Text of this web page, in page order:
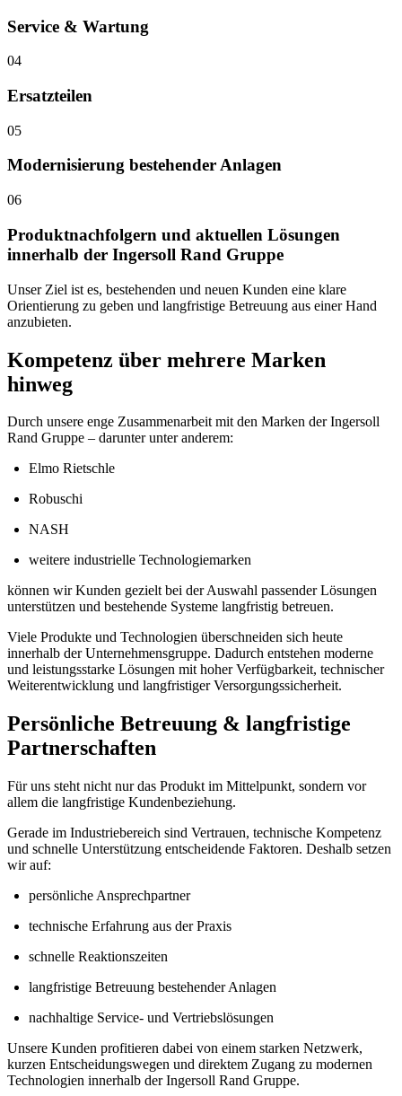
Service & Wartung
04
Ersatzteilen
05
Modernisierung bestehender Anlagen
06
Produktnachfolgern und aktuellen Lösungen
innerhalb der Ingersoll Rand Gruppe
Unser Ziel ist es, bestehenden und neuen Kunden eine klare
Orientierung zu geben und langfristige Betreuung aus einer Hand
anzubieten.
Kompetenz über mehrere Marken
hinweg
Durch unsere enge Zusammenarbeit mit den Marken der Ingersoll
Rand Gruppe – darunter unter anderem:
Elmo Rietschle
Robuschi
NASH
weitere industrielle Technologiemarken
können wir Kunden gezielt bei der Auswahl passender Lösungen
unterstützen und bestehende Systeme langfristig betreuen.
Viele Produkte und Technologien überschneiden sich heute
innerhalb der Unternehmensgruppe. Dadurch entstehen moderne
und leistungsstarke Lösungen mit hoher Verfügbarkeit, technischer
Weiterentwicklung und langfristiger Versorgungssicherheit.
Persönliche Betreuung & langfristige
Partnerschaften
Für uns steht nicht nur das Produkt im Mittelpunkt, sondern vor
allem die langfristige Kundenbeziehung.
Gerade im Industriebereich sind Vertrauen, technische Kompetenz
und schnelle Unterstützung entscheidende Faktoren. Deshalb setzen
wir auf:
persönliche Ansprechpartner
technische Erfahrung aus der Praxis
schnelle Reaktionszeiten
langfristige Betreuung bestehender Anlagen
nachhaltige Service- und Vertriebslösungen
Unsere Kunden profitieren dabei von einem starken Netzwerk,
kurzen Entscheidungswegen und direktem Zugang zu modernen
Technologien innerhalb der Ingersoll Rand Gruppe.